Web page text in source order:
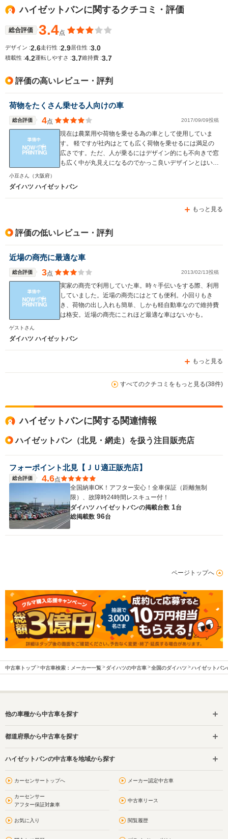
WLTCモード
燃費
排気量
駆動方式
-
657cc
MR、4WD
-
ハイゼットバンに関するクチコミ・評価
総合評価 3.4点
デザイン :2.6走行性 :2.9 居住性 :3.0
積載性 :4.2運転しやすさ :3.7維持費 :3.7
評価の高いレビュー・評判
荷物をたくさん乗せる人向けの車
総合評価 4点 2017/09/09投稿
現在は農業用や荷物を乗せる為の車として使用していま
す。 軽ですが社内はとても広く荷物を乗せるには満足の
広さです。ただ、人が乗るにはデザイン的にも不向きで窓
も広く中が丸見えになるのでかっこ良いデザインとはいえ
しなければ長距離運転にも向いています。 価格は百万を
いと思います。燃費はあまり良くはないですが…。 社内
として考えた方が良いと思います。荷物用と考えるととて
小豆さん （大阪府）
ダイハツ ハイゼットバン
もっと見る
評価の低いレビュー・評判
近場の商売に最適な車
総合評価 3点 2013/02/13投稿
実家の商売で利用していた車。時々手伝いをする際、利用
していました。近場の商売にはとても便利。小回りもき
き、荷物の出し入れも簡単、しかも軽自動車なので維持費
は格安。近場の商売にこれほど最適な車はないかも。
ゲストさん
ダイハツ ハイゼットバン
もっと見る
すべてのクチコミをもっと見る(38件)
ハイゼットバンに関する関連情報
ハイゼットバン（北見・網走）を扱う注目販売店
フォーポイント北見【ＪＵ適正販売店】
総合評価 4.6点
全国納車OK！アフター安心！全車保証（距離無制
限）、故障時24時間レスキュー付！
ダイハツ ハイゼットバンの掲載台数 1台
総掲載数 96台
ページトップへ
中古車トップ 中古車検索：メーカー一覧 ダイハツの中古車 全国のダイハツ ハイゼットバ
他の車種から中古車を探す
都道府県から中古車を探す
ハイゼットバンの中古車を地域から探す
カーセンサートップへ メーカー認定中古車
カーセンサー
アフター保証対象車
中古車リース
お気に入り 閲覧履歴